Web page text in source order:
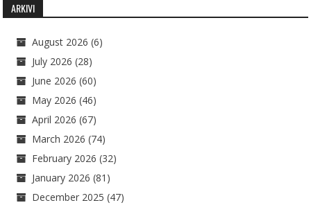
ARKIVI
August 2026 (6)
July 2026 (28)
June 2026 (60)
May 2026 (46)
April 2026 (67)
March 2026 (74)
February 2026 (32)
January 2026 (81)
December 2025 (47)